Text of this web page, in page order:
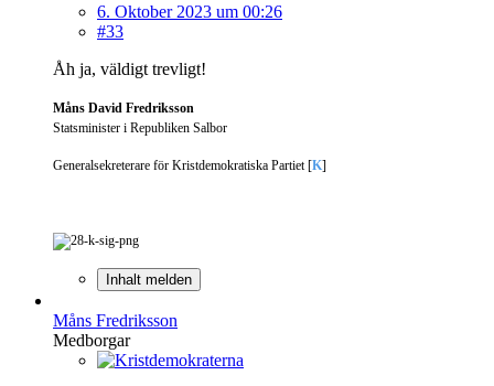
6. Oktober 2023 um 00:26
#33
Åh ja, väldigt trevligt!
Måns David Fredriksson
Statsminister i Republiken Salbor
Generalsekreterare för Kristdemokratiska Partiet [K]
Inhalt melden
Måns Fredriksson
Medborgar